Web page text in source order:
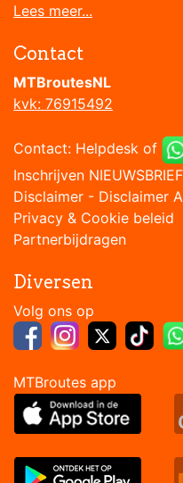
Lees meer...
Contact
MTBroutesNL
kvk: 76915492
Contact: Helpdesk of
Inschrijven NIEUWSBRIEF
Disclaimer - Disclaimer
Privacy & Cookie beleid
Partnerbijdragen
Diversen
Volg ons
MTBroutes app